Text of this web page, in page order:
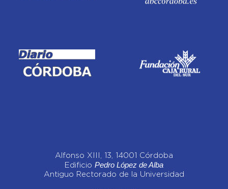
Alfonso XIII, 13, 14001 Córdoba
Edificio Pedro López de Alba
Antiguo Rectorado de la Universidad